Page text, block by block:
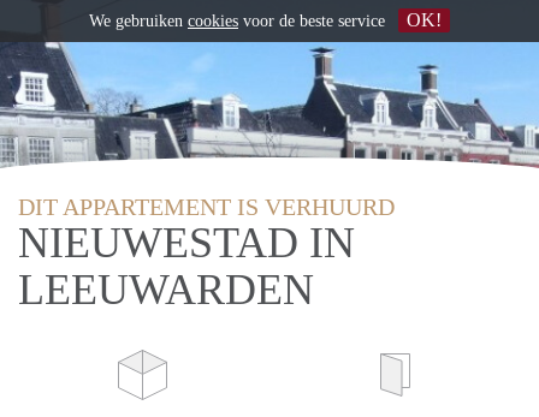
DIT APPARTEMENT IS VERHUURD
NIEUWESTAD IN
LEEUWARDEN
We gebruiken cookies voor de beste service OK!